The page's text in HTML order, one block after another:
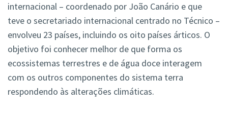
internacional – coordenado por João Canário e que
teve o secretariado internacional centrado no Técnico –
envolveu 23 países, incluindo os oito países árticos. O
objetivo foi conhecer melhor de que forma os
ecossistemas terrestres e de água doce interagem
com os outros componentes do sistema terra
respondendo às alterações climáticas.